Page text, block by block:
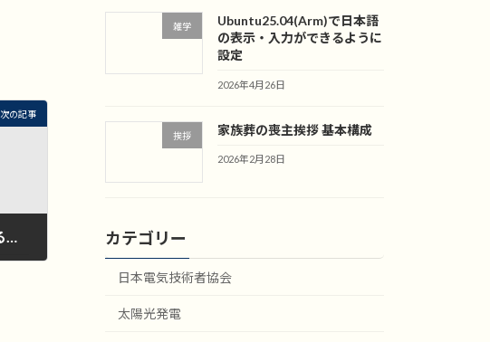
次の記事
雑学
Ubuntu25.04(Arm)で日本語
の表示・入力ができるように
設定
2026年4月26日
挨拶 家族葬の喪主挨拶 基本構成
2026年2月28日
カテゴリー
日本電気技術者協会
太陽光発電